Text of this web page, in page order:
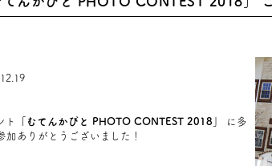
ト 「むてんかびと PHOTO CONTEST 2018」
に多
加ありがとうございました！